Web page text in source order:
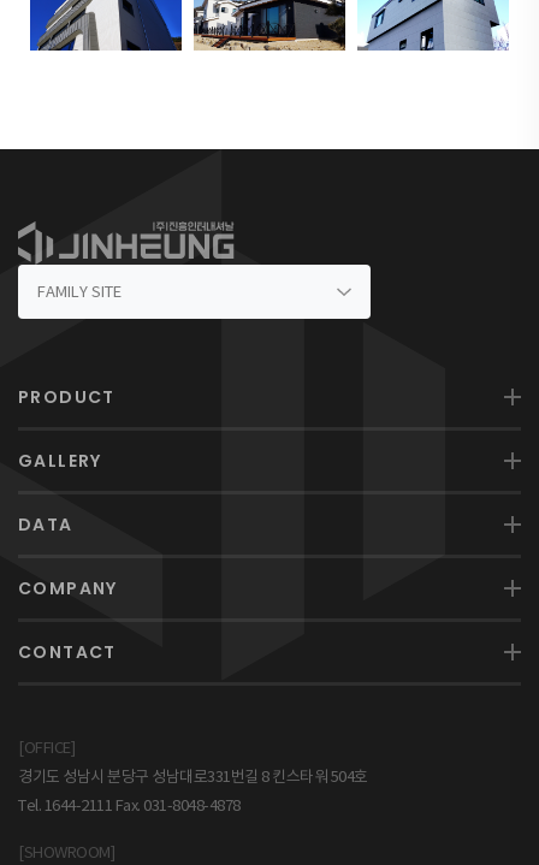
PRODUCT
GALLERY
DATA
COMPANY
CONTACT
[OFFICE]
경기도 성남시 분당구 성남대로331번길 8 킨스타워 504호
Tel. 1644-2111 Fax. 031-8048-4878
[SHOWROOM]